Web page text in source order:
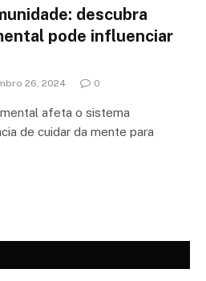
descubra
pode influenciar
26, 2024 0
afeta o sistema
de cuidar da mente para